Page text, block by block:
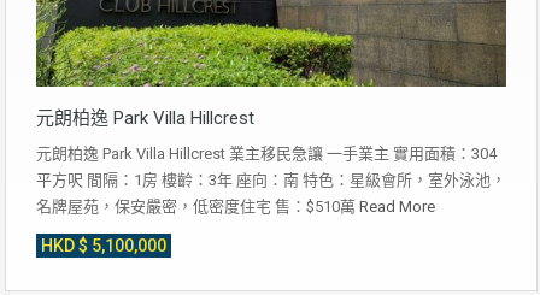
元朗柏逸 Park Villa Hillcrest
元朗柏逸 Park Villa Hillcrest 業主移民急讓 一手業主 實用面積：304
平方呎 間隔：1房 樓齡：3年 座向：南 特色：星級會所，室外泳池，
名牌屋苑，保安嚴密，低密度住宅 售：$510萬 Read More
HKD $ 5,100,000